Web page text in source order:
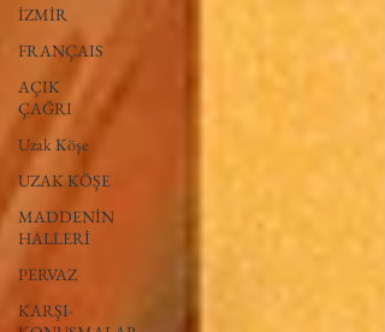
İZMİR
FRANÇAIS
AÇIK
ÇAĞRI
Uzak Köşe
UZAK KÖŞE
MADDENİN
HALLERİ
PERVAZ
KARŞI-